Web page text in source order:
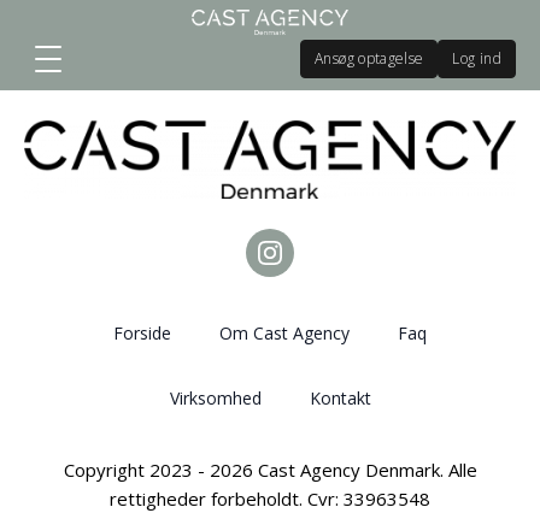
Ansøg optagelse Log ind
Forside Om Cast Agency Faq
Virksomhed Kontakt
Copyright 2023 - 2026 Cast Agency Denmark. Alle
rettigheder forbeholdt. Cvr: 33963548